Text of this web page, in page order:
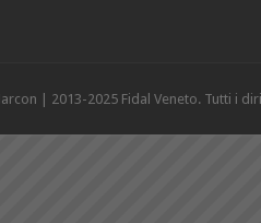
| 2013-2025 Fidal Veneto. Tutti i